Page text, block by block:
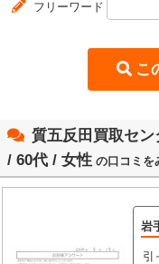
フリーワード
質五反田買取セン
/ 60代 / 女性 の口コミを
岩
引